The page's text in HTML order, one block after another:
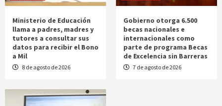
Ministerio de Educación
llama a padres, madres y
tutores a consultar sus
datos para recibir el Bono
a Mil
8 de agosto de 2026
Gobierno otorga 6.500
becas nacionales e
internacionales como
parte de programa Becas
de Excelencia sin Barreras
7 de agosto de 2026